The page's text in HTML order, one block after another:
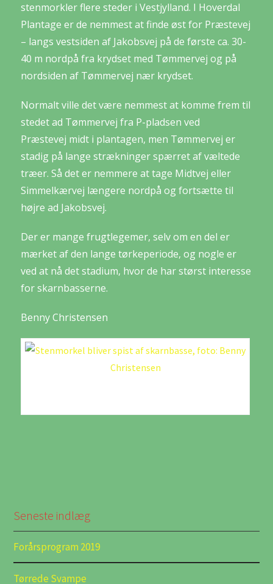
stenmorkler flere steder i Vestjylland. I Hoverdal
Plantage er de nemmest at finde øst for Præstevej
– langs vestsiden af Jakobsvej på de første ca. 30-
40 m nordpå fra krydset med Tømmervej og på
nordsiden af Tømmervej nær krydset.
Normalt ville det være nemmest at komme frem til
stedet ad Tømmervej fra P-pladsen ved
Præstevej midt i plantagen, men Tømmervej er
stadig på lange strækninger spærret af væltede
træer. Så det er nemmere at tage Midtvej eller
Simmelkærvej længere nordpå og fortsætte til
højre ad Jakobsvej.
Der er mange frugtlegemer, selv om en del er
mærket af den lange tørkeperiode, og nogle er
ved at nå det stadium, hvor de har størst interesse
for skarnbasserne.
Benny Christensen
Seneste indlæg
Forårsprogram 2019
Tørrede Svampe